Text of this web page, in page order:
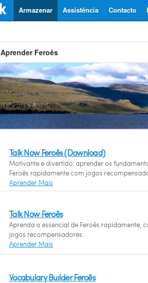
Contacto
Assistência
Armazenar
Aprender Feroês
Talk Now Feroês (Download)
Motivante e divertido: aprender os
Feroês rapidamente com jogos
Aprender Mais
Talk Now Feroês
Aprenda o essencial de Feroês rapidamente,
jogos recompensadores.
Aprender Mais
Vocabulary Builder Feroês